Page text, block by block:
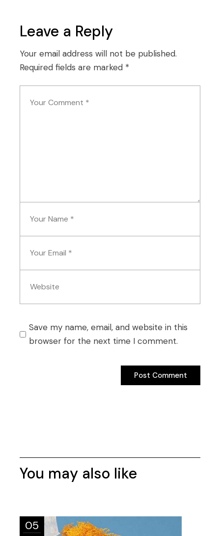
Leave a Reply
Your email address will not be published.
Required fields are marked *
Save my name, email, and website in this
browser for the next time I comment.
Post Comment
Post Comment
You may also like
05